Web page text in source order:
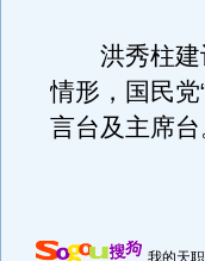
洪秀柱建议
情形，国民
言台及主席
我的天